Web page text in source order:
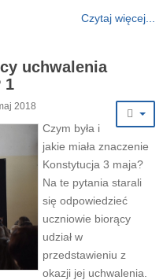
Czytaj więcej...
uchwalenia
1
2018
Czym była i
jakie miała znaczenie
Konstytucja 3 maja?
Na te pytania starali
się odpowiedzieć
uczniowie biorący
udział w
przedstawieniu z
okazji jej uchwalenia.